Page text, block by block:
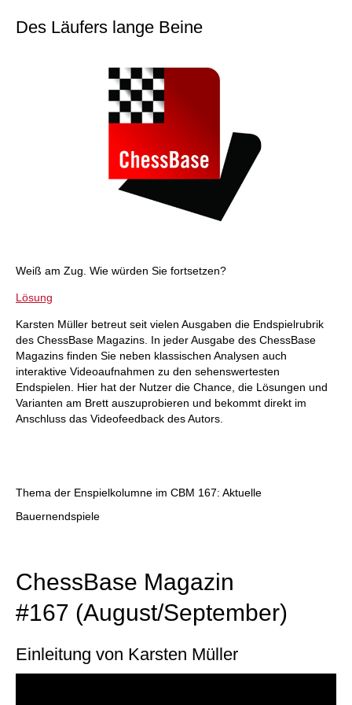
Des Läufers lange Beine
Weiß am Zug. Wie würden Sie fortsetzen?
Lösung
Karsten Müller betreut seit vielen Ausgaben die Endspielrubrik
des ChessBase Magazins. In jeder Ausgabe des ChessBase
Magazins finden Sie neben klassischen Analysen auch
interaktive Videoaufnahmen zu den sehenswertesten
Endspielen. Hier hat der Nutzer die Chance, die Lösungen und
Varianten am Brett auszuprobieren und bekommt direkt im
Anschluss das Videofeedback des Autors.
Thema der Enspielkolumne im CBM 167: Aktuelle
Bauernendspiele
ChessBase Magazin
#167 (August/September)
Einleitung von Karsten Müller